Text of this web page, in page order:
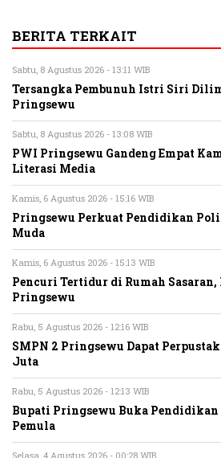
BERITA TERKAIT
Sabtu, 8 Agustus 2026 - 13:11 WIB
Tersangka Pembunuh Istri Siri
Pringsewu
Sabtu, 8 Agustus 2026 - 13:08 WIB
PWI Pringsewu Gandeng Empat
Literasi Media
Kamis, 6 Agustus 2026 - 15:16 WIB
Pringsewu Perkuat Pendidikan
Muda
Kamis, 6 Agustus 2026 - 15:13 WIB
Pencuri Tertidur di Rumah
Pringsewu
Rabu, 5 Agustus 2026 - 12:16 WIB
SMPN 2 Pringsewu Dapat
Juta
Rabu, 5 Agustus 2026 - 12:13 WIB
Bupati Pringsewu Buka
Pemula
Selasa, 4 Agustus 2026 - 00:28 WIB